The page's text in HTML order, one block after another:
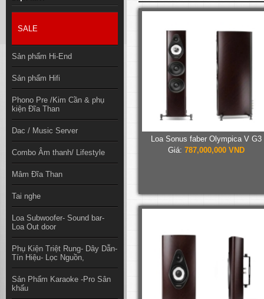
SALE
Sản phẩm Hi-End
Sản phẩm Hifi
Phono Pre /Kim Cần & phụ
kiện Đĩa Than
Dac / Music Server
Combo Âm thanh/ Lifestyle
Mâm Đĩa Than
Tai nghe
Loa Subwoofer- Sound bar-
Loa Out door
Phụ Kiện Triệt Rung- Dây Dẫn-
Tín Hiệu- Lọc Nguồn,
Sản Phẩm Karaoke -Pro Sân
khấu
Loa Sonus faber Olympica V G3
Giá: 787,000,000 VND